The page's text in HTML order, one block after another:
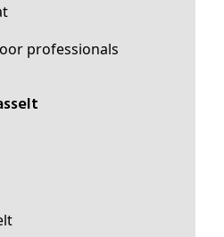
professionals